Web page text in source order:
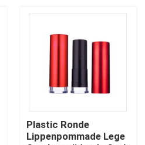
Plastic Ronde
Lippenpommade Lege